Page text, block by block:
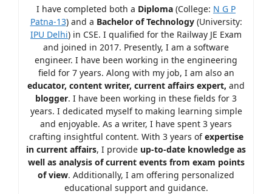
I have completed both a Diploma (College: N G P
Patna-13) and a Bachelor of Technology(University:
IPU Delhi) in CSE. I qualified for the Railway JE Exam
and joined in 2017. Presently, I am a software
engineer. I have been working in the engineering
field for 7 years. Along with my job, I am also an
educator, content writer, current affairs expert, and
blogger. I have been working in these fields for 3
years. I dedicated myself to making learning simple
and enjoyable. As a writer, I have spent 3 years
crafting insightful content. With 3 years ofexpertise
in current affairs, I provide up-to-date knowledge as
well as analysis of current events from exam points
of view. Additionally, I am offering personalized
educational support and guidance.